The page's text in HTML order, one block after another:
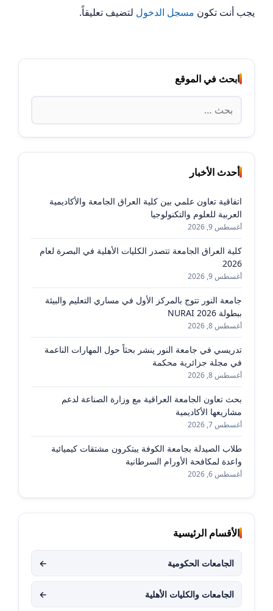
يجب أنت تكون مسجل الدخول لتضيف تعليقاً.
ابحث في الموقع
البحث
عن:
أحدث الأخبار
اتفاقية تعاون علمي بين كلية العراق الجامعة والأكاديمية
العربية للعلوم والتكنولوجيا
أغسطس 9, 2026
كلية العراق الجامعة تتصدر الكليات الأهلية في البصرة لعام
2026
أغسطس 9, 2026
جامعة النور تتوج بالمركز الأول في مساري التعليم والبيئة
ببطولة NURAI 2026
أغسطس 8, 2026
تدريسي في جامعة النور ينشر بحثاً حول المهارات الناعمة
في مجلة جزائرية محكمة
أغسطس 8, 2026
بحث تعاون الجامعة العراقية مع وزارة الصناعة لدعم
مشاريعها الأكاديمية
أغسطس 7, 2026
طلاب الصيدلة بجامعة الكوفة يبتكرون مشتقات كيميائية
واعدة لمكافحة الأورام السرطانية
أغسطس 6, 2026
الأقسام الرئيسية
الجامعات الحكومية ←
الجامعات والكليات الأهلية ←